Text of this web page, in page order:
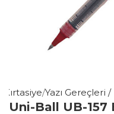
Kırtasiye Yazı Gereçleri
Uni-Ball UB-157